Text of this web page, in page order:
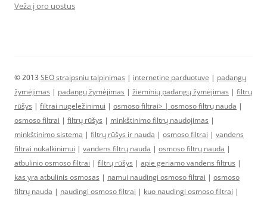
Veža į oro uostus
© 2013 SEO straipsniu talpinimas | internetine parduotuve | padangų
žymėjimas | padangų žymėjimas | žieminių padangų žymėjimas | filtrų
rūšys | filtrai nugeležinimui | osmoso filtrai> | osmoso filtrų nauda |
osmoso filtrai | filtrų rūšys | minkštinimo filtrų naudojimas |
minkštinimo sistema | filtrų rūšys ir nauda | osmoso filtrai | vandens
filtrai nukalkinimui | vandens filtrų nauda | osmoso filtrų nauda |
atbulinio osmoso filtrai | filtrų rūšys | apie geriamo vandens filtrus |
kas yra atbulinis osmosas | namui naudingi osmoso filtrai | osmoso
filtrų nauda | naudingi osmoso filtrai | kuo naudingi osmoso filtrai |